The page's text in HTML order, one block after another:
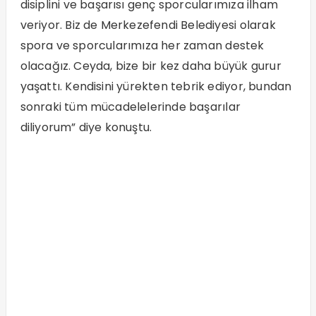
disiplini ve başarısı genç sporcularımıza ilham
veriyor. Biz de Merkezefendi Belediyesi olarak
spora ve sporcularımıza her zaman destek
olacağız. Ceyda, bize bir kez daha büyük gurur
yaşattı. Kendisini yürekten tebrik ediyor, bundan
sonraki tüm mücadelelerinde başarılar
diliyorum” diye konuştu.